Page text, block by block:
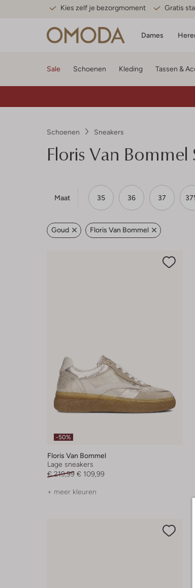
Kies zelf je bezorgmoment Gratis
Dames
Sale Schoenen Kleding Tassen &
Schoenen Sneakers
Floris Van Bommel
Maat 35 36 37
Goud Floris Van Bommel
-50%
Floris Van Bommel
Lage sneakers
€ 219,99 € 109,99
+ meer kleuren